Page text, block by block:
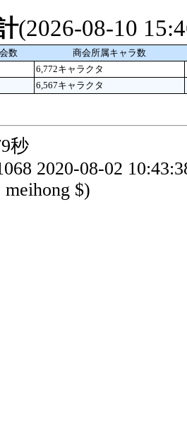
(2026-08-10
数
商会所属キャラ数
6,772キャラクタ
6,567キャラクタ
秒
2020-08-02
$)